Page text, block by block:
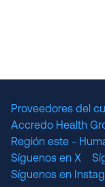
Proveedores del
Accredo Health
Región este -
Síguenos en X
Síguenos en